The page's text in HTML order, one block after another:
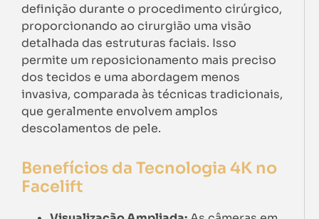
definição durante o procedimento cirúrgico,
proporcionando ao cirurgião uma visão
detalhada das estruturas faciais. Isso
permite um reposicionamento mais preciso
dos tecidos e uma abordagem menos
invasiva, comparada às técnicas tradicionais,
que geralmente envolvem amplos
descolamentos de pele.
Benefícios da Tecnologia 4K no
Facelift